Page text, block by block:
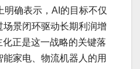
明确表示，AI的目标不仅
景闭环驱动长期利润增
正是这一战略的关键落
家电、物流机器人的用